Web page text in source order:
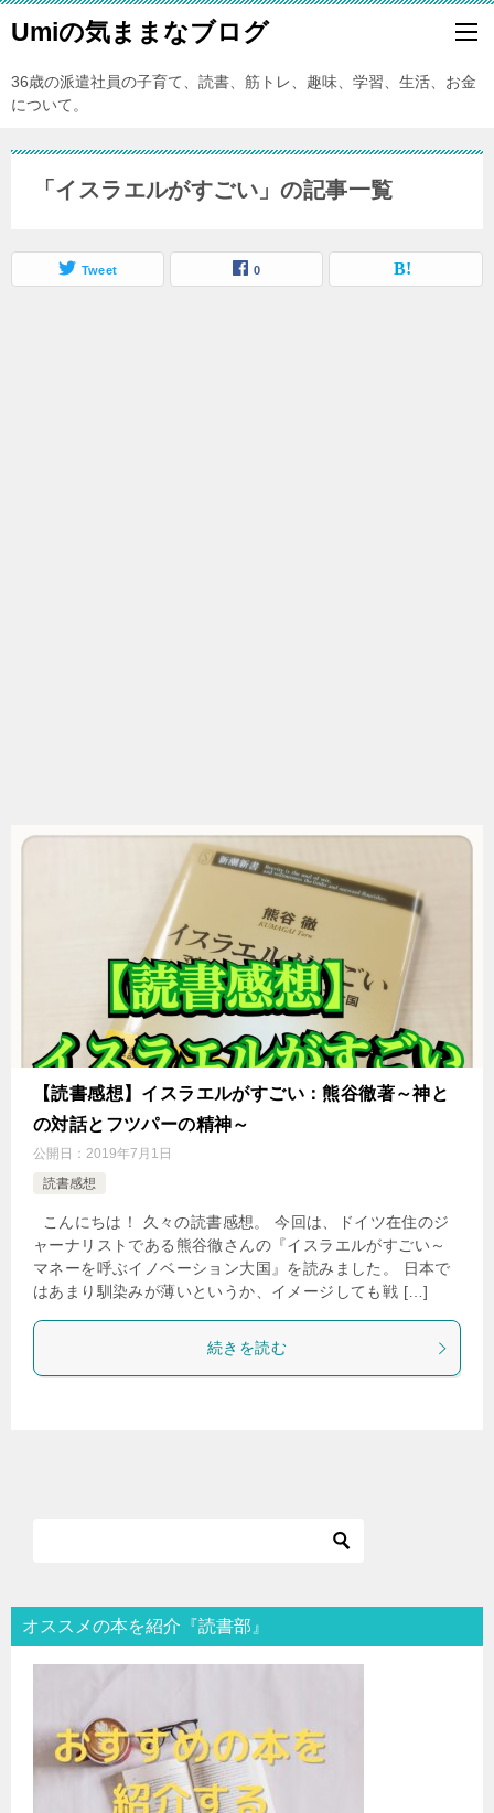
Umiの気ままなブログ
36歳の派遣社員の子育て、読書、筋トレ、趣味、学習、生活、お金
について。
「イスラエルがすごい」の記事一覧
Tweet 0
【読書感想】イスラエルがすごい：熊谷徹著～神と
の対話とフツパーの精神～
公開日： 2019年7月1日
読書感想
こんにちは！ 久々の読書感想。 今回は、ドイツ在住のジ
ャーナリストである熊谷徹さんの『イスラエルがすごい～
マネーを呼ぶイノベーション大国』を読みました。 日本で
はあまり馴染みが薄いというか、イメージしても戦 […]
続きを読む
オススメの本を紹介『読書部』